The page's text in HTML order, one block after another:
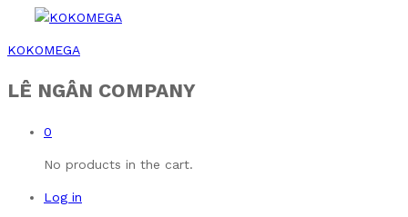
KOKOMEGA
LÊ NGÂN COMPANY
0
No products in the cart.
Log in